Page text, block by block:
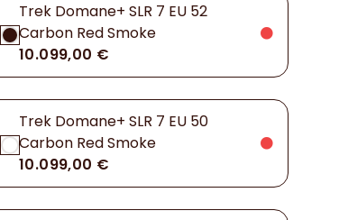
Trek Domane+ SLR 7 EU 52
Carbon Red Smoke
10.099,00 €
Trek Domane+ SLR 7 EU 50
Carbon Red Smoke
10.099,00 €